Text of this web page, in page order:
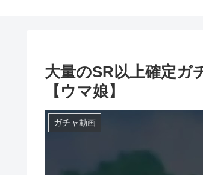
大量のSR以上確定ガ
【ウマ娘】
ガチャ動画